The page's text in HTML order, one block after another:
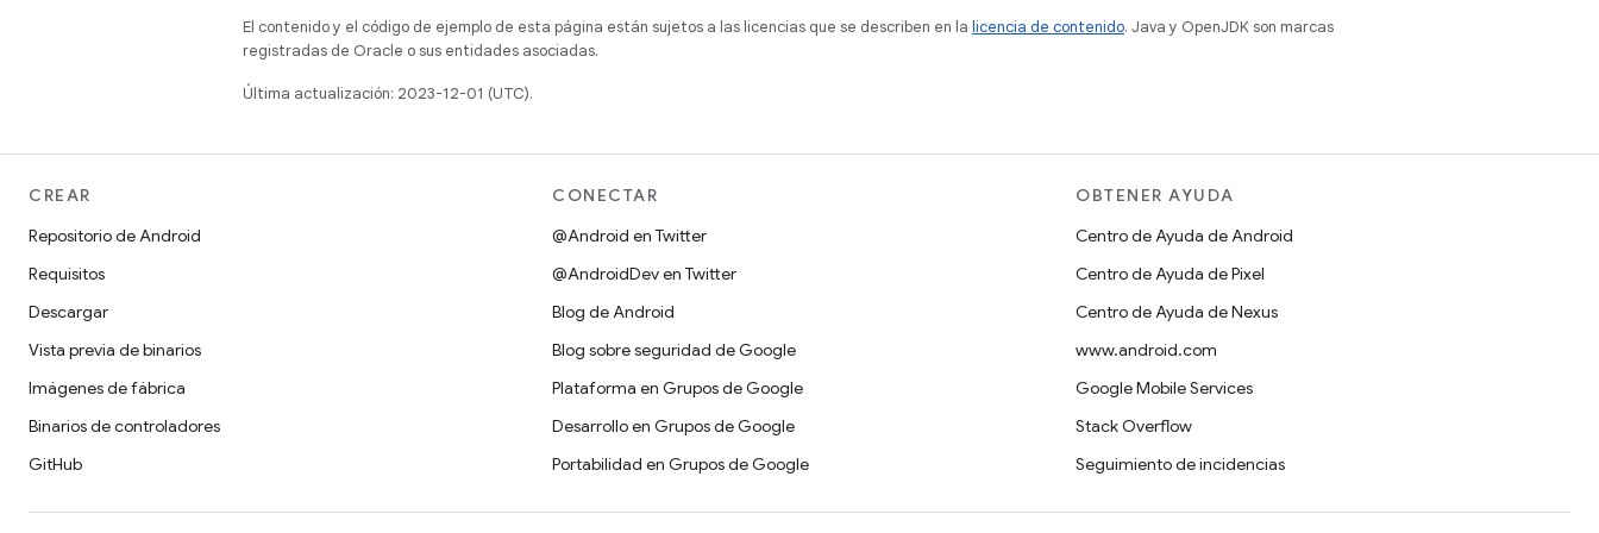
El contenido y el código de ejemplo de esta página están sujetos a las licencias que se describen en la licencia de contenido. Java y OpenJDK son marcas
registradas de Oracle o sus entidades asociadas.
Última actualización: 2023-12-01 (UTC).
CREAR
Repositorio de Android
Requisitos
Descargar
Vista previa de binarios
Imágenes de fábrica
Binarios de controladores
GitHub
CONECTAR
@Android en Twitter
@AndroidDev en Twitter
Blog de Android
Blog sobre seguridad de Google
Plataforma en Grupos de Google
Desarrollo en Grupos de Google
Portabilidad en Grupos de Google
OBTENER AYUDA
Centro de Ayuda de Android
Centro de Ayuda de Pixel
Centro de Ayuda de Nexus
www.android.com
Google Mobile Services
Stack Overflow
Seguimiento de incidencias